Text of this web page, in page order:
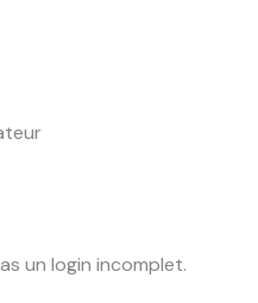
un login incomplet.